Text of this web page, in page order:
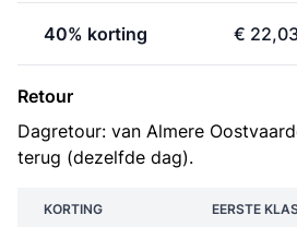
40% korting €
Retour
Dagretour: van Almere
terug (dezelfde dag).
KORTING EERSTE